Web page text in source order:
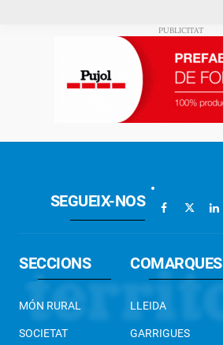
SEGUEIX-NOS
SECCIONS
MÓN RURAL
SOCIETAT
COMARQUES
LLEIDA
GARRIGUES